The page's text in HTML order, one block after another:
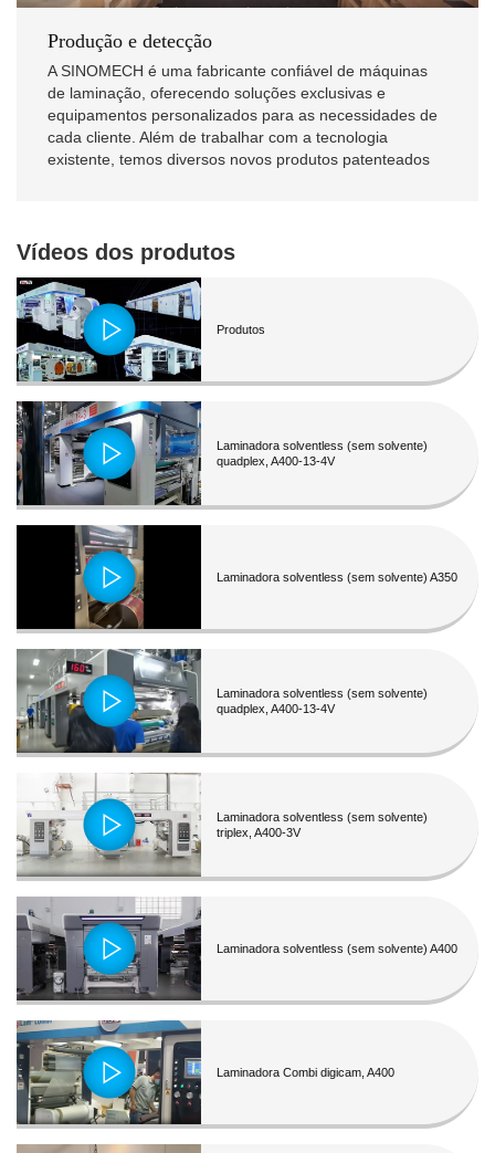
Produção e detecção
A SINOMECH é uma fabricante confiável de máquinas
de laminação, oferecendo soluções exclusivas e
equipamentos personalizados para as necessidades de
cada cliente. Além de trabalhar com a tecnologia
existente, temos diversos novos produtos patenteados
Vídeos dos produtos
Produtos
Laminadora solventless (sem solvente)
quadplex, A400-13-4V
Laminadora solventless (sem solvente) A350
Laminadora solventless (sem solvente)
quadplex, A400-13-4V
Laminadora solventless (sem solvente)
triplex, A400-3V
Laminadora solventless (sem solvente) A400
Laminadora Combi digicam, A400